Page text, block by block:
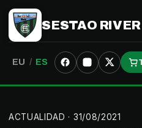
SESTAO
EU / ES
ACTUALIDAD · 31/08/2021